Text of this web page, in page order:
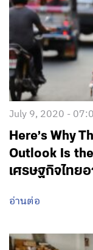
July 9, 2020 -
Here’s Why
Outlook Is
เศรษฐกิจไทย
อ่านต่อ